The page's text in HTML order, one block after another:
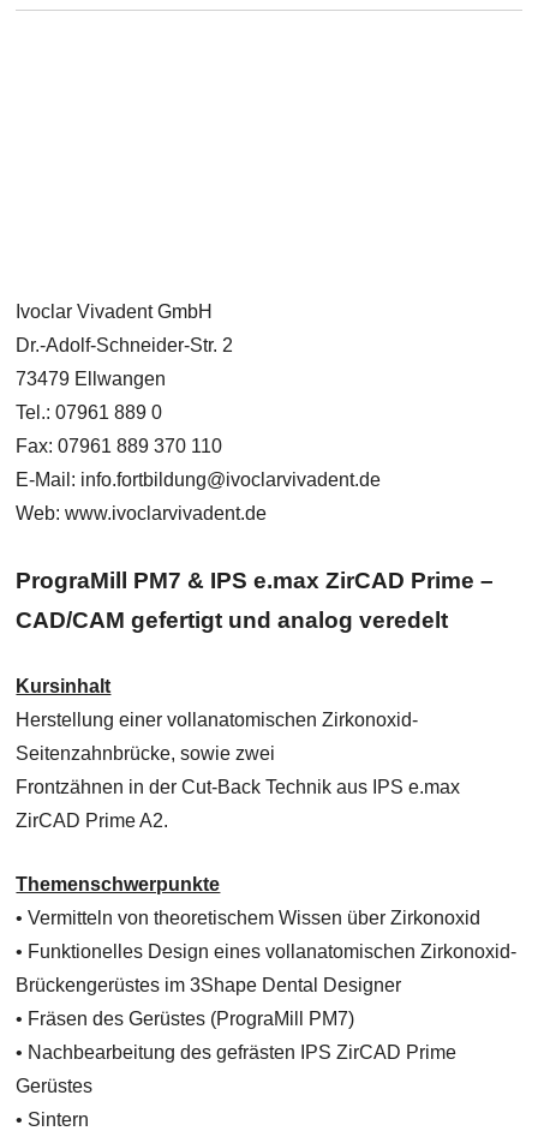
Ivoclar Vivadent GmbH
Dr.-Adolf-Schneider-Str. 2
73479 Ellwangen
Tel.: 07961 889 0
Fax: 07961 889 370 110
E-Mail: info.fortbildung@ivoclarvivadent.de
Web: www.ivoclarvivadent.de
PrograMill PM7 & IPS e.max ZirCAD Prime –
CAD/CAM gefertigt und analog veredelt
Kursinhalt
Herstellung einer vollanatomischen Zirkonoxid-
Seitenzahnbrücke, sowie zwei
Frontzähnen in der Cut-Back Technik aus IPS e.max
ZirCAD Prime A2.
Themenschwerpunkte
• Vermitteln von theoretischem Wissen über Zirkonoxid
• Funktionelles Design eines vollanatomischen Zirkonoxid-
Brückengerüstes im 3Shape Dental Designer
• Fräsen des Gerüstes (PrograMill PM7)
• Nachbearbeitung des gefrästen IPS ZirCAD Prime
Gerüstes
• Sintern